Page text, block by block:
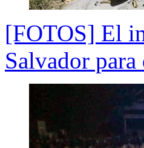
[FOTOS] El
Salvador